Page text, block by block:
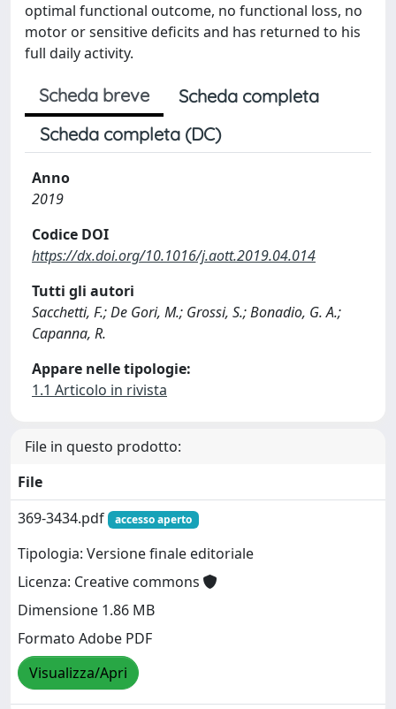
optimal functional outcome, no functional loss, no
motor or sensitive deficits and has returned to his
full daily activity.
Scheda breve
Scheda completa
Scheda completa (DC)
Anno
2019
Codice DOI
https://dx.doi.org/10.1016/j.aott.2019.04.014
Tutti gli autori
Sacchetti, F.; De Gori, M.; Grossi, S.; Bonadio, G. A.;
Capanna, R.
Appare nelle tipologie:
1.1 Articolo in rivista
File in questo prodotto:
File
369-3434.pdf
accesso aperto
Tipologia: Versione finale editoriale
Licenza: Creative commons
Dimensione 1.86 MB
Formato Adobe PDF
Visualizza/Apri